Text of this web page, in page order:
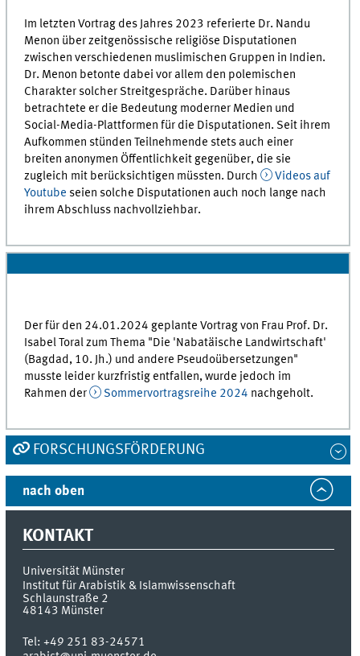
Im letzten Vortrag des Jahres 2023 referierte Dr. Nandu
Menon über zeitgenössische religiöse Disputationen
zwischen verschiedenen muslimischen Gruppen in Indien.
Dr. Menon betonte dabei vor allem den polemischen
Charakter solcher Streitgespräche. Darüber hinaus
betrachtete er die Bedeutung moderner Medien und
Social-Media-Plattformen für die Disputationen. Seit ihrem
Aufkommen stünden Teilnehmende stets auch einer
breiten anonymen Öffentlichkeit gegenüber, die sie
zugleich mit berücksichtigen müssten. Durch
Videos auf
Youtube seien solche Disputationen auch noch lange nach
ihrem Abschluss nachvollziehbar.
Der für den 24.01.2024 geplante Vortrag von Frau Prof. Dr.
Isabel Toral zum Thema "Die 'Nabatäische Landwirtschaft'
(Bagdad, 10. Jh.) und andere Pseudoübersetzungen"
musste leider kurzfristig entfallen, wurde jedoch im
Rahmen der
Sommervortragsreihe 2024 nachgeholt.
FORSCHUNGSFÖRDERUNG
nach oben
KONTAKT
Universität Münster
Institut für Arabistik & Islamwissenschaft
Schlaunstraße 2
48143 Münster
Tel:+49 251 83-24571